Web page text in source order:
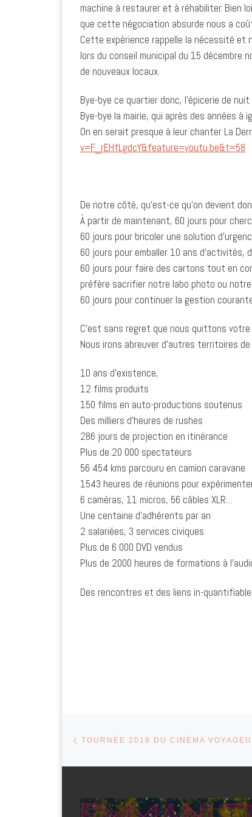
machine à restaurer et à réhabiliter. Bien
que cette négociation absurde nous a
Cette expérience rappelle la nécessité et
lors du conseil municipal du 15 décembre
de nouveaux locaux.
Bye-bye ce quartier donc, l’épicerie de
Bye-bye la mairie, qui après des années
On en serait presque à leur chanter La
v=F_rEHfLgdcY&feature=youtu.be&t=58
De notre côté, qu’est-ce qu’on devient
À partir de maintenant, 60 jours pour
60 jours pour bricoler une solution
60 jours pour emballer 10 ans d’activités,
60 jours pour faire des cartons tout en
préfère sacrifier notre labo photo ou
60 jours pour continuer la gestion
C’est sans regret que nous quittons votre
Nous irons abreuver d’autres territoires
10 ans d’existence,
12 films produits
150 films en auto-productions soutenus
Des milliers d’heures de rushes
286 jours de projection en itinérance
Plus de 20 000 spectateurs
56 454 kms parcouru en camion caravane
1543 heures de réunions pour
6 caméras, 11 micros, 56 câbles XLR…
Une centaine d’adhérents par an
2 salariées, 3 services civiques
Plus de 6 000 DVD vendus
Plus de 2000 heures de formations à
Des rencontres et des liens in-
Parcourir les articles
TOURNÉE 2018 DU CINÉMA